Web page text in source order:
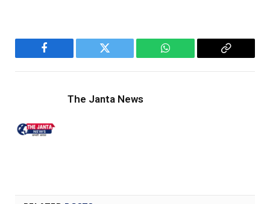
Facebook Twitter WhatsApp
Copy
The Janta News